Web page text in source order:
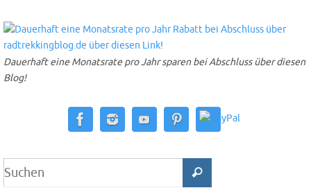
Dauerhaft eine Monatsrate pro Jahr sparen bei Abschluss über diesen
Blog!